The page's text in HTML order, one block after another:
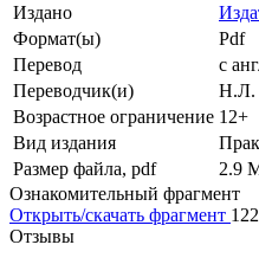
Издано
Формат(ы)
Pdf
Перевод
с
Переводчик(и)
Н.Л.
Возрастное ограничение 12+
Вид издания
Размер файла, pdf
2.9
Ознакомительный фрагмент
Открыть/скачать фрагмент
Отзывы